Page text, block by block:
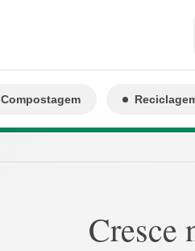
Compostagem
Cresce